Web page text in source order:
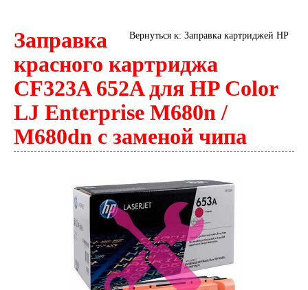
Вернуться к: Заправка картриджей HP
Заправка
красного картриджа
CF323A 652A для HP Color
LJ Enterprise M680n /
M680dn с заменой чипа